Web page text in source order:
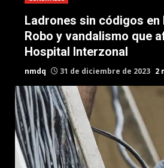
Ladrones sin códigos en
Robo y vandalismo que
Hospital Interzonal
nmdq 31 de diciembre de 2023 2